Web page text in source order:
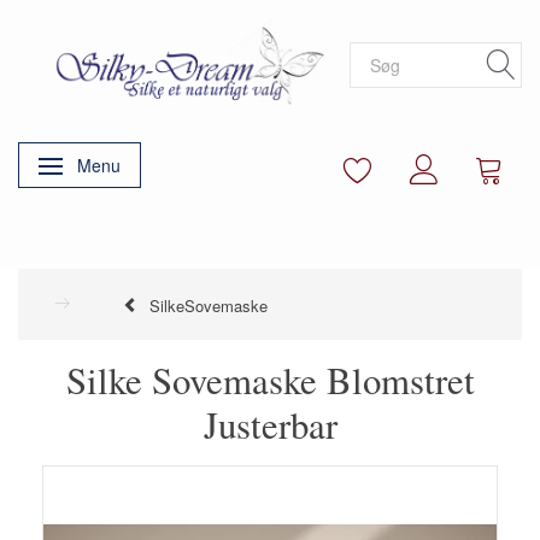
Skifte navigation
Menu
SilkeSovemaske
Silke Sovemaske Blomstret
Justerbar